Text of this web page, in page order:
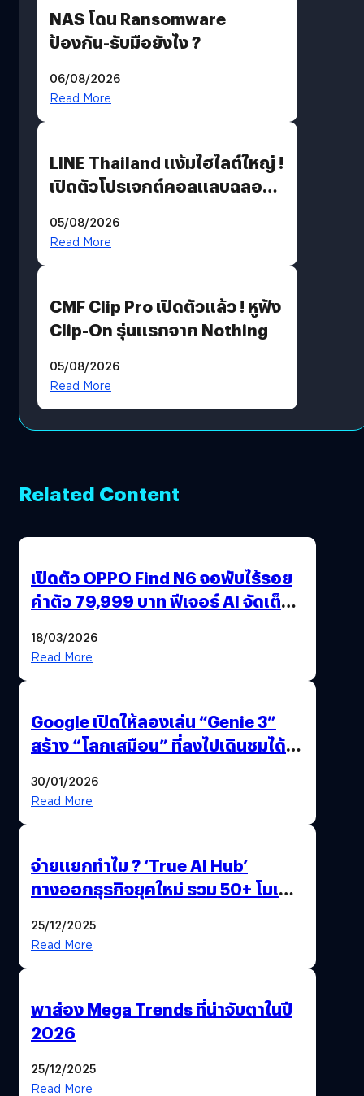
NAS โดน Ransomware
ป้องกัน-รับมือยังไง ?
06/08/2026
Read More
LINE Thailand แง้มไฮไลต์ใหญ่ !
เปิดตัวโปรเจกต์คอลแลบฉลอง
Moon x LINE FRIENDS
05/08/2026
Read More
CMF Clip Pro เปิดตัวแล้ว ! หูฟัง
Clip-On รุ่นแรกจาก Nothing
05/08/2026
Read More
Related Content
เปิดตัว OPPO Find N6 จอพับไร้รอย
ค่าตัว 79,999 บาท ฟีเจอร์ AI จัดเต็ม
18/03/2026
Read More
Google เปิดให้ลองเล่น “Genie 3”
สร้าง “โลกเสมือน” ที่ลงไปเดินชมได้
30/01/2026
Read More
จ่ายแยกทำไม ? ‘True AI Hub’
ทางออกธุรกิจยุคใหม่ รวม 50+ โมเดล
25/12/2025
Read More
พาส่อง Mega Trends ที่น่าจับตาในปี
2026
25/12/2025
Read More